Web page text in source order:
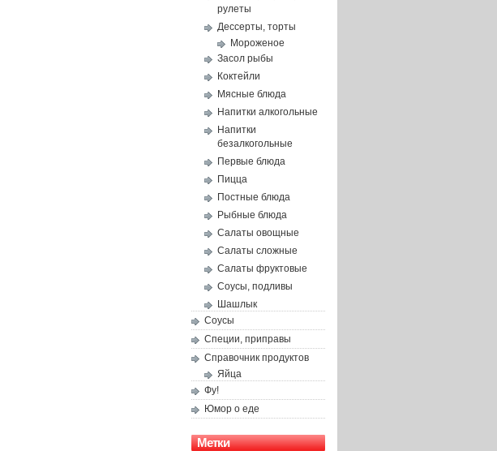
рулеты
Дессерты, торты
Мороженое
Засол рыбы
Коктейли
Мясные блюда
Напитки алкогольные
Напитки
безалкогольные
Первые блюда
Пицца
Постные блюда
Рыбные блюда
Салаты овощные
Салаты сложные
Салаты фруктовые
Соусы, подливы
Шашлык
Соусы
Специи, приправы
Справочник продуктов
Яйца
Фу!
Юмор о еде
Метки